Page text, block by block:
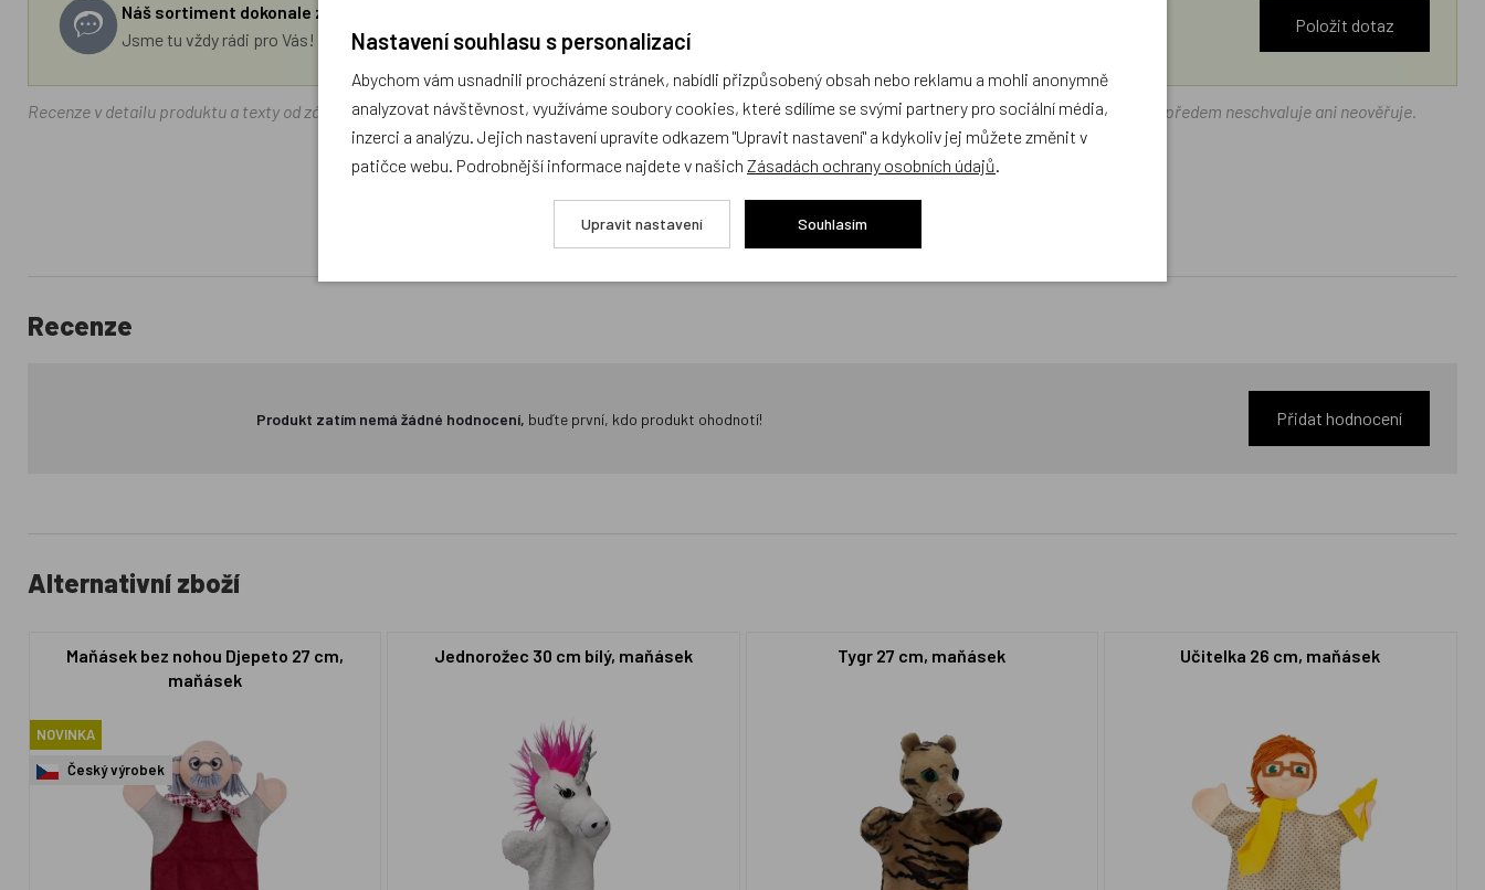
Náš sortiment dokonale známe a rádi Vám poradíme s výběrem (Po–Pá, 10–17 hod).
Jsme tu vždy rádi pro Vás! Váš rodinný obchod Dráček.cz
Položit dotaz
Recenze v detailu produktu a texty od zákazníků v poradně odrážejí výhradně názory a stanoviska zákazníků. Provozovatel e-shopu Dráček.cz texty zákazníků předem neschvaluje ani neověřuje.
Recenze
Produkt zatím nemá žádné hodnocení, buďte první, kdo produkt ohodnotí! Přidat hodnocení
Alternativní zboží
Maňásek bez nohou Djepeto 27 cm,
maňásek
NOVINKA
Český výrobek
Jednorožec 30 cm bílý, maňásek Tygr 27 cm, maňásek Učitelka 26 cm, maňásek
Nastavení souhlasu s personalizací
Abychom vám usnadnili procházení stránek, nabídli přizpůsobený obsah nebo reklamu a mohli anonymně
analyzovat návštěvnost, využíváme soubory cookies, které sdílíme se svými partnery pro sociální média,
inzerci a analýzu. Jejich nastavení upravíte odkazem "Upravit nastavení" a kdykoliv jej můžete změnit v
patičce webu. Podrobnější informace najdete v našich Zásadách ochrany osobních údajů
Upravit nastavení Souhlasím